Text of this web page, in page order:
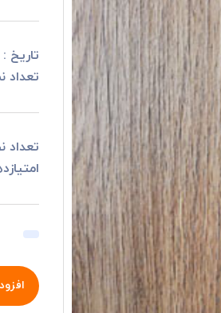
تاریخ :
تعداد
تعداد